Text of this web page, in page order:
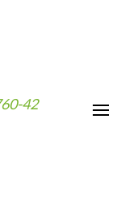
42